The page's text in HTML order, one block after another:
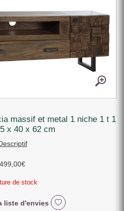
x 40 x 62 cm
499,00€
de stock
liste d'envies